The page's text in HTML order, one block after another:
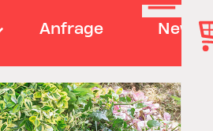
Anfrage News